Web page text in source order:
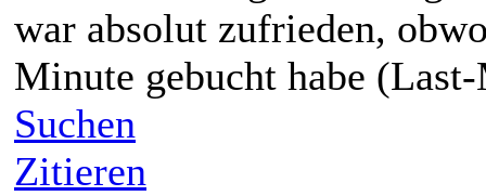
war absolut zufrieden,
Minute gebucht habe
Suchen
Zitieren